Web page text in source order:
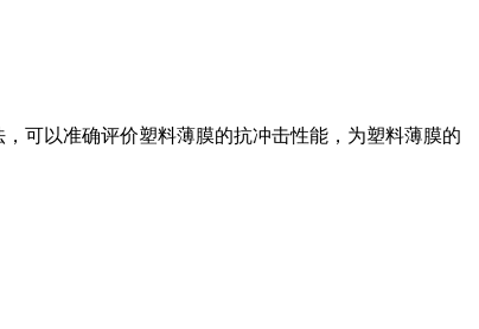
可以准确评价塑料薄膜的抗冲击性能，为塑料薄膜的